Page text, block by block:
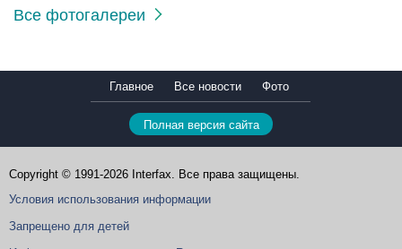
Все фотогалереи
Главное Все новости Фото
Полная версия сайта
Copyright © 1991-2026 Interfax. Все права защищены.
Условия использования информации
Запрещено для детей